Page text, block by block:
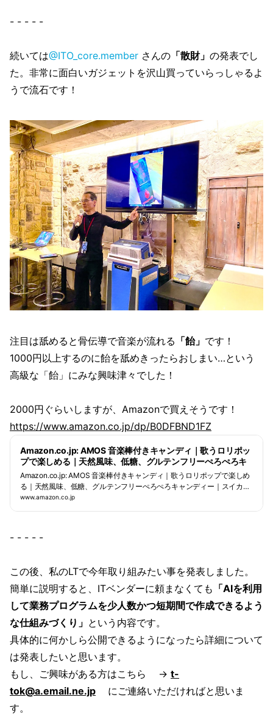
- - - - -
続いては@ITO_core.member さんの 「散財」 の発表でし
た。非常に面白いガジェットを沢山買っていらっしゃるよ
うで流石です！
注目は舐めると骨伝導で音楽が流れる 「飴」 です！
1000円以上するのに飴を舐めきったらおしまい…という
高級な「飴」にみな興味津々でした！
2000円ぐらいしますが、Amazonで買えそうです！
https://www.amazon.co.jp/dp/B0DFBND1FZ
Amazon.co.jp: AMOS 音楽棒付きキャンディ｜歌うロリポッ
プで楽しめる｜天然風味、低糖、グルテンフリーぺろぺろキ
ャンディー｜スイカ風味棒付き飴｜個包装ロリポップ、クリ
スマスギフト、子供やカップルに最適 : 食品・飲料・お酒
Amazon.co.jp: AMOS 音楽棒付きキャンディ｜歌うロリポップで楽しめ
る｜天然風味、低糖、グルテンフリーぺろぺろキャンディー｜スイカ風
味棒付き飴｜個包装ロリポップ、クリスマスギフト、子供やカップルに
www.amazon.co.jp
- - - - -
この後、私のLTで今年取り組みたい事を発表しました。
簡単に説明すると、ITベンダーに頼まなくても 「AIを利用
して業務プログラムを少人数かつ短期間で作成できるよう
な仕組みづくり」 という内容です。
具体的に何かしら公開できるようになったら詳細について
は発表したいと思います。
もし、ご興味がある方はこちら → t-
tok@a.email.ne.jp にご連絡いただければと思いま
す。